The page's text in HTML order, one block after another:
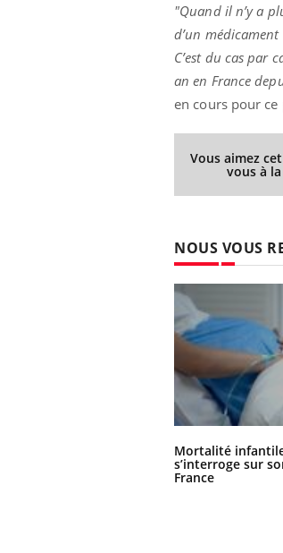
"Quand il n’y a
d’un
C’est du cas par
an en France
en cours pour
Vous aimez
vous à
NOUS VOUS
Mortalité
s’interroge sur
France